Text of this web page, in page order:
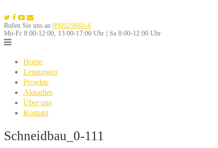
to
content
Rufen Sie uns an 09092/9660-6
Mo-Fr 8:00-12:00, 13:00-17:00 Uhr | Sa 8:00-12:00 Uhr
Home
Leistungen
Projekte
Aktuelles
Über uns
Kontakt
Schneidbau_0-111